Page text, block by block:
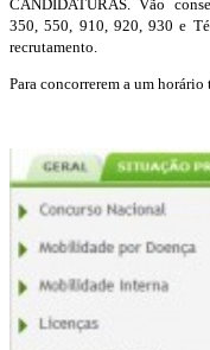
CANDIDATURAS. Vão
350, 550, 910, 920, 930 e
recrutamento.
Para concorrerem a um